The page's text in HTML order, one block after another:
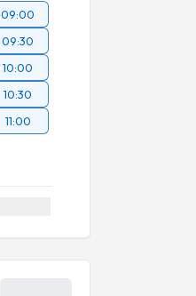
09:00
09:30
10:00
10:30
11:00